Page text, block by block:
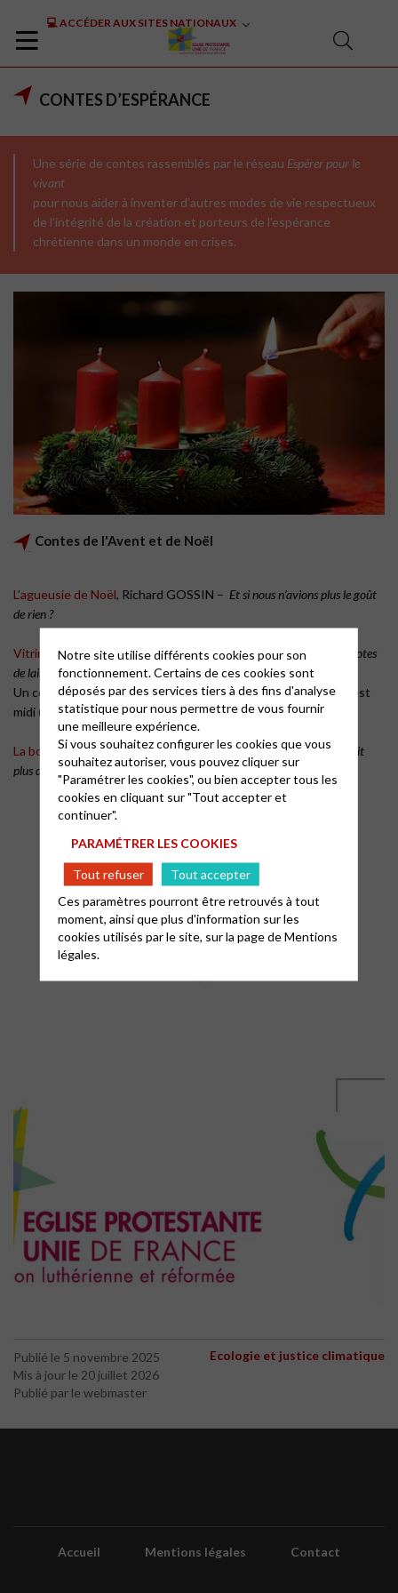
💻 ACCÉDER AUX SITES NATIONAUX
CONTES D’ESPÉRANCE
Une série de contes rassemblés par le réseau Espérer pour le
vivant
pour nous aider à inventer d’autres modes de vie respectueux
de l’intégrité de la création et porteurs de l’espérance
chrétienne dans un monde en crises.
Contes de l'Avent et de Noël
L’agueusie de Noël, Richard GOSSIN – Et si nous n’avions plus le goût
de rien ?
Vitrines de Noël, Hélène BOURDEL –Quand la marchande de pelotes
de laine finissait par haïr Noël…
Un conte reproduit avec l’aimable autorisation des éditions Il est
midi (
Recueil de nouvellesUrbanitas)
La boule à neige, Hélène BOURDEL –Le moniteur de ski qui n’avait
plus de neige…
Publié le 5 novembre 2025
Mis à jour le 20 juillet 2026
Publié par le webmaster
Ecologie et justice climatique
Accueil Mentions légales Contact
Notre site utilise différents cookies pour son
fonctionnement. Certains de ces cookies sont
déposés par des services tiers à des fins d'analyse
statistique pour nous permettre de vous fournir
une meilleure expérience.
Si vous souhaitez configurer les cookies que vous
souhaitez autoriser, vous pouvez cliquer sur
"Paramétrer les cookies", ou bien accepter tous les
cookies en cliquant sur "Tout accepter et
continuer".
PARAMÉTRER LES COOKIES
Tout refuser
Tout accepter
Ces paramètres pourront être retrouvés à tout
moment, ainsi que plus d'information sur les
cookies utilisés par le site, sur la page deMentions
légales.